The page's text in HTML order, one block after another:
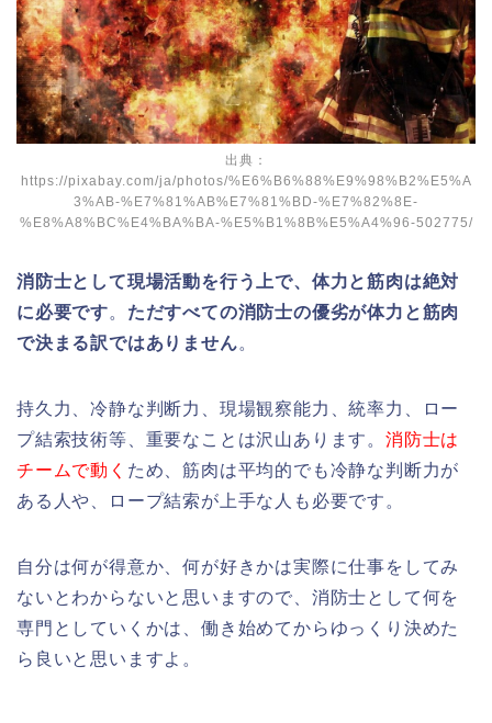
出典：
https://pixabay.com/ja/photos/%E6%B6%88%E9%98%B2%E5%A
3%AB-%E7%81%AB%E7%81%BD-%E7%82%8E-
%E8%A8%BC%E4%BA%BA-%E5%B1%8B%E5%A4%96-502775/
消防士として現場活動を行う上で、体力と筋肉は絶対
に必要です。 ただすべての消防士の優劣が体力と筋肉
で決まる訳ではありません。
持久力、冷静な判断力、現場観察能力、統率力、ロー
プ結索技術等、重要なことは沢山あります。 消防士は
チームで動く ため、筋肉は平均的でも冷静な判断力が
ある人や、ロープ結索が上手な人も必要です。
自分は何が得意か、何が好きかは実際に仕事をしてみ
ないとわからないと思いますので、消防士として何を
専門としていくかは、働き始めてからゆっくり決めた
ら良いと思いますよ。